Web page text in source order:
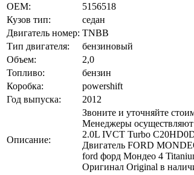
OEM:
5156518
Кузов тип:
седан
Двигатель номер: TNBB
Тип двигателя:
бензиновый
Объем:
2,0
Топливо:
бензин
Коробка:
powershift
Год выпуска:
2012
Описание:
Звоните и уточняйте
Менеджеры осуществляют
2.0L IVCT Turbo
Двигатель FORD
ford форд Мондео 4
Оригинал Original в